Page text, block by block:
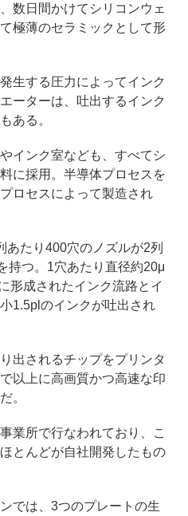
数日間かけてシリコンウェ
極薄のセラミックとして形
生する圧力によってインク
ーターは、吐出するインク
ある。
インク室なども、すべてシ
に採用。半導体プロセスを
ロセスによって製造され
たり400穴のノズルが2列
持つ。1穴あたり直径約20μ
形成されたインク流路とイ
1.5plのインクが吐出され
出されるチップをプリンタ
以上に高画質かつ高速な印
。
業所で行なわれており、こ
とんどが自社開発したもの
では、3つのプレートの生